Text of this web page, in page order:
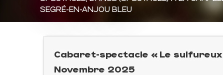
SEGRÉ-EN-ANJOU BLEU
Cabaret-spectacle « Le
Novembre 2025